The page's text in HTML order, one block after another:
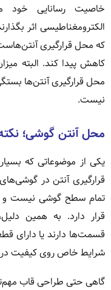
خاصیت رسانایی خود
الکترومغناطیسی اثر
که محل قرارگیری
کاهش پیدا کند. البته
محل قرارگیری آنتن‌ها
نیست.
محل آنتن گوشی؛
یکی از موضوعاتی که
قرارگیری آنتن در
تمام سطح گوشی نیست و
قرار دارد. به همین
قسمت‌ها دارند یا دارای
شرایط خاص روی کیفیت
گاهی حتی طراحی قاب